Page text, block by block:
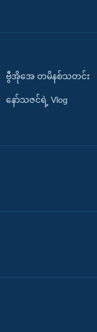
ဗွီအိုအေ တမိနစ်သတင်း
နော်သဇင်ရဲ့ Vlog